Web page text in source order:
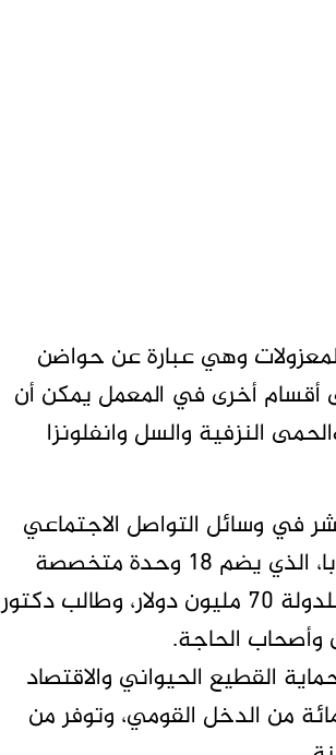
وهي عبارة عن حواضن
أقسام أخرى في المعمل يمكن أن
النزفية والسل وانفلونزا
في وسائل التواصل الاجتماعي
إستغاثة عاجلة، لإنقاذ المعمل المركزي للأبحاث البيطرية بسوبا، الذي يضم 18 وحدة متخصصة
تشمل كل مجالات صحة الحيوان وتنتج 17 لقاحا بيطريا يوفر للدولة 70 مليون دولار، وطالب دكتور
وأصحاب الحاجة.
القطيع الحيواني والاقتصاد
تساهم الثروة الحيوانية فيه ب25 في المائة من الدخل القومي، وتوفر من